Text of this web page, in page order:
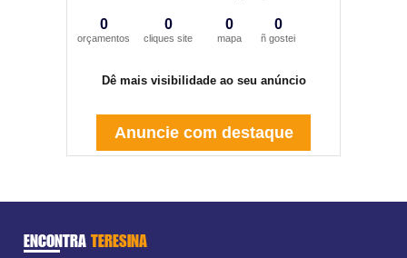
0
orçamentos
0
cliques site
0
mapa
0
ñ gostei
Dê mais visibilidade ao seu anúncio
Anuncie com destaque
ENCONTRA TERESINA